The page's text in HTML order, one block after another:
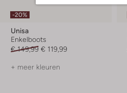
-20%
Unisa
Enkelboots
€ 149,99 € 119,99
+ meer kleuren